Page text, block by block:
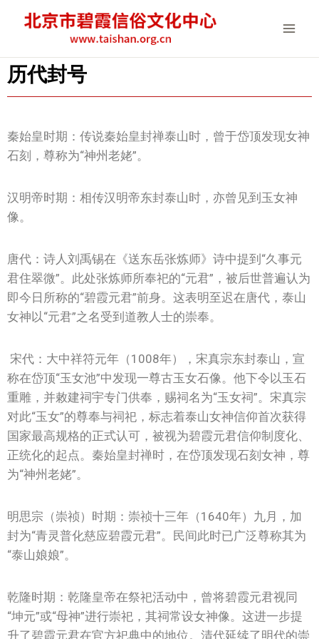
历代封号
秦始皇时期：传说秦始皇封禅泰山时，曾于岱顶发现女神
石刻，尊称为“神州老姥”。
汉明帝时期：相传汉明帝东封泰山时，亦曾见到玉女神
像。
唐代：诗人刘禹锡在《送东岳张炼师》诗中提到“久事元
君住翠微”。此处张炼师所奉祀的“元君”，被后世普遍认为
即今日所称的“碧霞元君”前身。这表明至迟在唐代，泰山
女神以“元君”之名受到道教人士的崇奉。
宋代：大中祥符元年（1008年），宋真宗东封泰山，宣
称在岱顶“玉女池”中发现一尊古玉女石像。他下令以玉石
重雕，并敕建祠宇专门供奉，赐祠名为“玉女祠”。宋真宗
对此“玉女”的尊奉与祠祀，标志着泰山女神信仰首次获得
国家最高规格的正式认可，被视为碧霞元君信仰制度化、
正统化的起点。秦始皇封禅时，在岱顶发现石刻女神，尊
为“神州老姥”。
明思宗（崇祯）时期：崇祯十三年（1640年）九月，加
封为“青灵普化慈应碧霞元君”。民间此时已广泛尊称其为
“泰山娘娘”。
乾隆时期：乾隆皇帝在祭祀活动中，曾将碧霞元君视同
“坤元”或“母神”进行崇祀，其祠常设女神像。这进一步提
升了碧霞元君在官方祀典中的地位。清代延续了明代的崇